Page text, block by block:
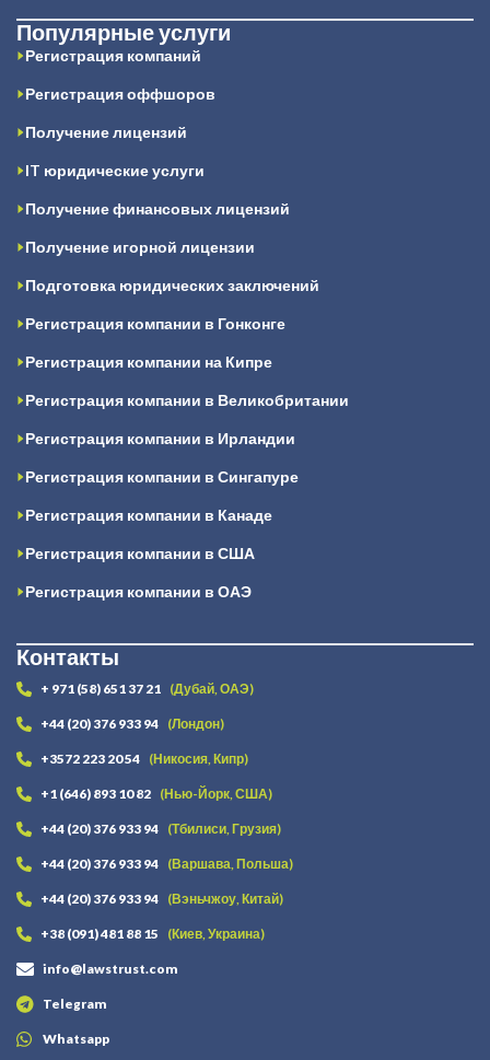
Популярные услуги
Регистрация компаний
Регистрация оффшоров
Получение лицензий
IT юридические услуги
Получение финансовых лицензий
Получение игорной лицензии
Подготовка юридических заключений
Регистрация компании в Гонконге
Регистрация компании на Кипре
Регистрация компании в Великобритании
Регистрация компании в Ирландии
Регистрация компании в Сингапуре
Регистрация компании в Канаде
Регистрация компании в США
Регистрация компании в ОАЭ
Контакты
+ 971 (58) 651 37 21 (Дубай, ОАЭ)
+44 (20) 376 933 94 (Лондон)
+3572 223 20 54 (Никосия, Кипр)
+1 (646) 893 10 82 (Нью-Йорк, США)
+44 (20) 376 933 94 (Тбилиси, Грузия)
+44 (20) 376 933 94 (Варшава, Польша)
+44 (20) 376 933 94 (Вэньчжоу, Китай)
+38 (091) 481 88 15 (Киев, Украина)
info@lawstrust.com
Telegram
Whatsapp